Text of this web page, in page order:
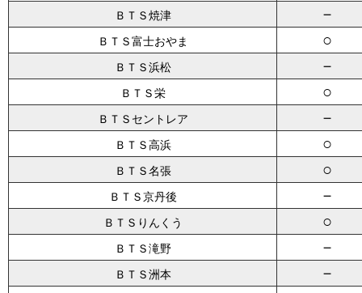
ＢＴＳ焼津 －
ＢＴＳ富士おやま ○
ＢＴＳ浜松 －
ＢＴＳ栄 ○
ＢＴＳセントレア －
ＢＴＳ高浜 ○
ＢＴＳ名張 ○
ＢＴＳ京丹後 －
ＢＴＳりんくう ○
ＢＴＳ滝野 －
ＢＴＳ洲本
－